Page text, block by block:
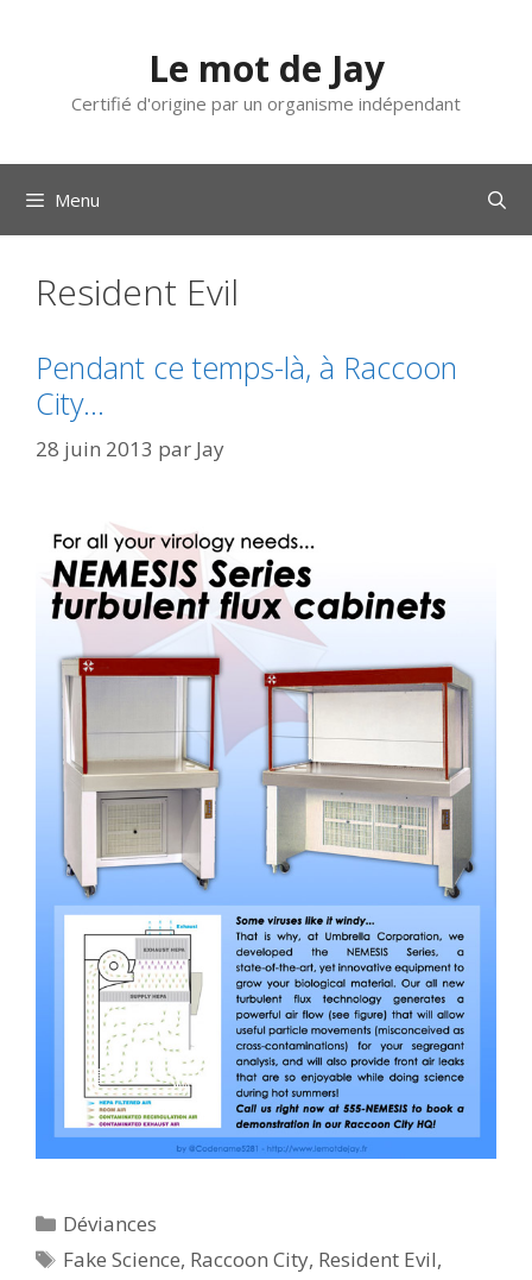
Le mot de Jay
Certifié d'origine par un organisme indépendant
Menu
Resident Evil
Pendant ce temps-là, à Raccoon
City…
28 juin 2013 par Jay
Catégories
Déviances
Étiquettes
Fake Science, Raccoon City, Resident Evil,